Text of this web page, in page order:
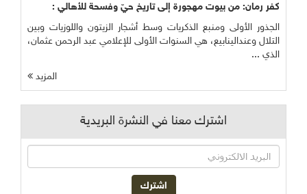
كفر رمان: من بيوت مهجورة إلى تاريخ حيّ وفسحة للأهالي :
الجذور الأولى ومنبع الذكريات وسط أشجار الزيتون واللوزيات وبين
التلال وعندالينابيع، هي السنوات الأولى للإعلامي عبد الرحمن عثمان،
الذي ...
المزيد
اشترك معنا في النشرة البريدية